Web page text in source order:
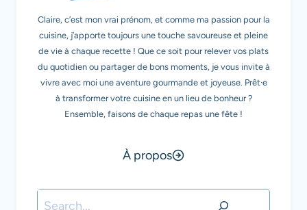
Claire, c’est mon vrai prénom, et comme ma passion pour la
cuisine, j’apporte toujours une touche savoureuse et pleine
de vie à chaque recette ! Que ce soit pour relever vos plats
du quotidien ou partager de bons moments, je vous invite à
vivre avec moi une aventure gourmande et joyeuse. Prêt·e
à transformer votre cuisine en un lieu de bonheur ?
Ensemble, faisons de chaque repas une fête !
À propos
Rechercher